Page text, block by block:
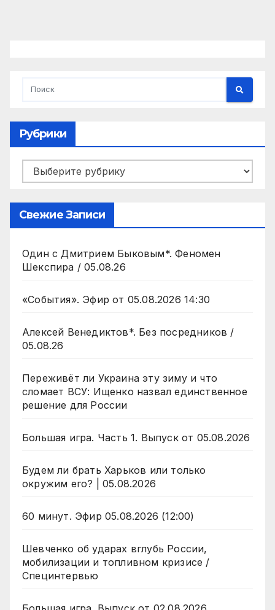
Рубрики
Рубрики
Свежие Записи
Один с Дмитрием Быковым*. Феномен
Шекспира / 05.08.26
«События». Эфир от 05.08.2026 14:30
Алексей Венедиктов*. Без посредников /
05.08.26
Переживёт ли Украина эту зиму и что
сломает ВСУ: Ищенко назвал единственное
решение для России
Большая игра. Часть 1. Выпуск от 05.08.2026
Будем ли брать Харьков или только
окружим его? | 05.08.2026
60 минут. Эфир 05.08.2026 (12:00)
Шевченко об ударах вглубь России,
мобилизации и топливном кризисе /
Специнтервью